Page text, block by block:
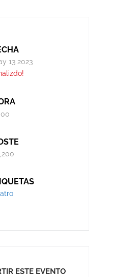
13 2023
ESTE EVENTO